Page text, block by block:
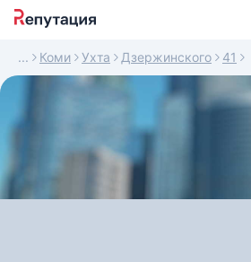
Коми Ухта Дзержинского 41